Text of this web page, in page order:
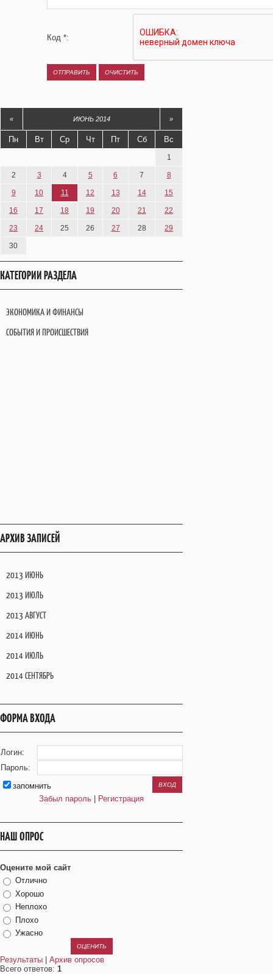
Код *:
« ИЮНЬ 2014 »
Пн Вт Ср Чт Пт Сб Вс
1
2 3 4 5 6 7 8
9 10 11 12 13 14 15
16 17 18 19 20 21 22
23 24 25 26 27 28 29
30
КАТЕГОРИИ РАЗДЕЛА
ЭКОНОМИКА И ФИНАНСЫ
СОБЫТИЯ И ПРОИСШЕСТВИЯ
АРХИВ ЗАПИСЕЙ
2013 ИЮНЬ
2013 ИЮЛЬ
2013 АВГУСТ
2014 ИЮНЬ
2014 ИЮЛЬ
2014 СЕНТЯБРЬ
ФОРМА ВХОДА
Логин:
Пароль:
запомнить
Забыл пароль
Регистрация
НАШ ОПРОС
Оцените мой сайт
Отлично
Хорошо
Неплохо
Плохо
Ужасно
Результаты
Архив опросов
Всего ответов: 1